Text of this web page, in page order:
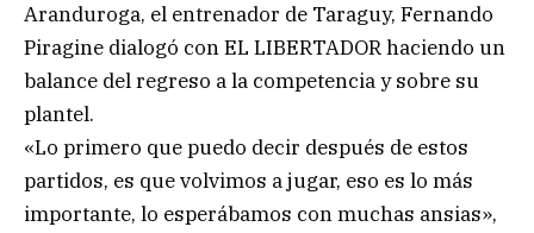
Aranduroga, el entrenador de Taraguy, Fernando
Piragine dialogó con EL LIBERTADOR haciendo un
balance del regreso a la competencia y sobre su
plantel.
«Lo primero que puedo decir después de estos
partidos, es que volvimos a jugar, eso es lo más
importante, lo esperábamos con muchas ansias»,